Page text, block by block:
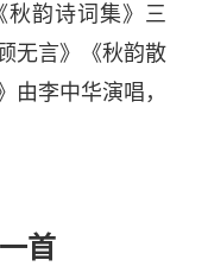
秋韵诗词集》三
无言》《秋韵散
由李中华演唱，
首